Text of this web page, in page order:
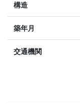
構造
築年月
交通機関